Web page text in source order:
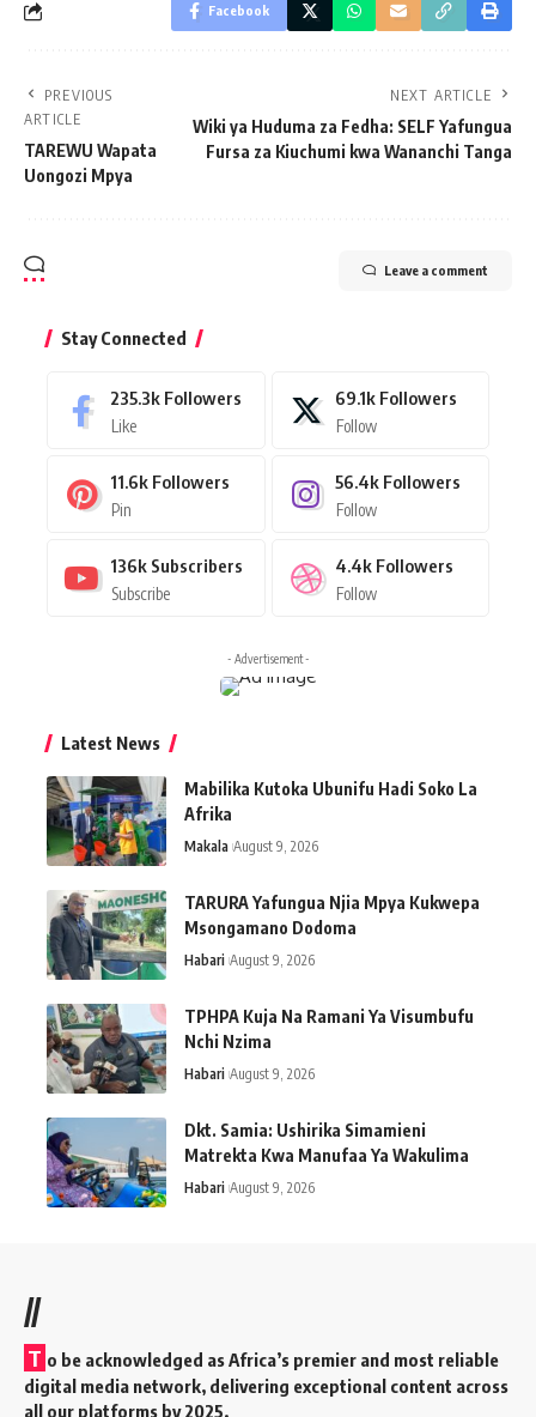
Facebook
PREVIOUS
ARTICLE
TAREWU Wapata
Uongozi Mpya
NEXT ARTICLE
Wiki ya Huduma za Fedha: SELF Yafungua
Fursa za Kiuchumi kwa Wananchi Tanga
Leave a comment
Stay Connected
235.3k Followers
Like
69.1k Followers
Follow
11.6k Followers
Pin
56.4k Followers
Follow
136k Subscribers
Subscribe
4.4k Followers
Follow
- Advertisement -
Latest News
Mabilika Kutoka Ubunifu Hadi Soko La
Afrika
Makala August 9, 2026
TARURA Yafungua Njia Mpya Kukwepa
Msongamano Dodoma
Habari August 9, 2026
TPHPA Kuja Na Ramani Ya Visumbufu
Nchi Nzima
Habari August 9, 2026
Dkt. Samia: Ushirika Simamieni
Matrekta Kwa Manufaa Ya Wakulima
Habari August 9, 2026
//
T o be acknowledged as Africa’s premier and most reliable
digital media network, delivering exceptional content across
all our platforms by 2025.